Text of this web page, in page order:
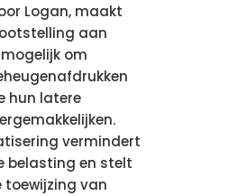
Logan, maakt
aan
om
hun latere
vermindert
belasting en stelt
toewijzing van